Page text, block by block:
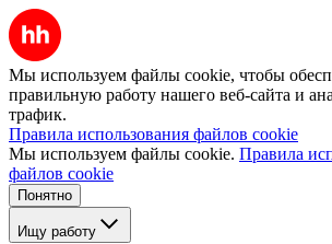
Мы используем файлы cookie, чтобы
правильную работу нашего веб-сайта и
трафик.
Правила использования файлов cookie
Мы используем файлы cookie. Правила
файлов cookie
Понятно
Ищу работу